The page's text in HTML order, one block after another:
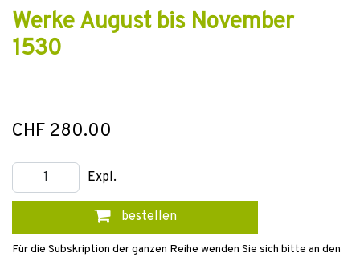
Werke August bis November
1530
CHF 280.00
Expl.
bestellen
Für die Subskription der ganzen Reihe wenden Sie sich bitte an den